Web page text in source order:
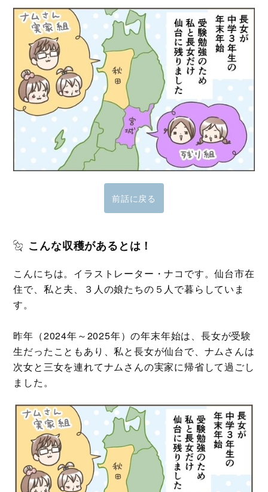
前話に戻る
こんな収穫があるとは！
こんにちは。イラストレーター・ナコです。仙台市在
住で、私と夫、３人の娘たちの５人で暮らしていま
す。
昨年（2024年～2025年）の年末年始は、長女が受験
生だったこともあり、私と長女が仙台で、ナムさんは
次女と三女を連れてナムさんの実家に帰省して過ごし
ました。